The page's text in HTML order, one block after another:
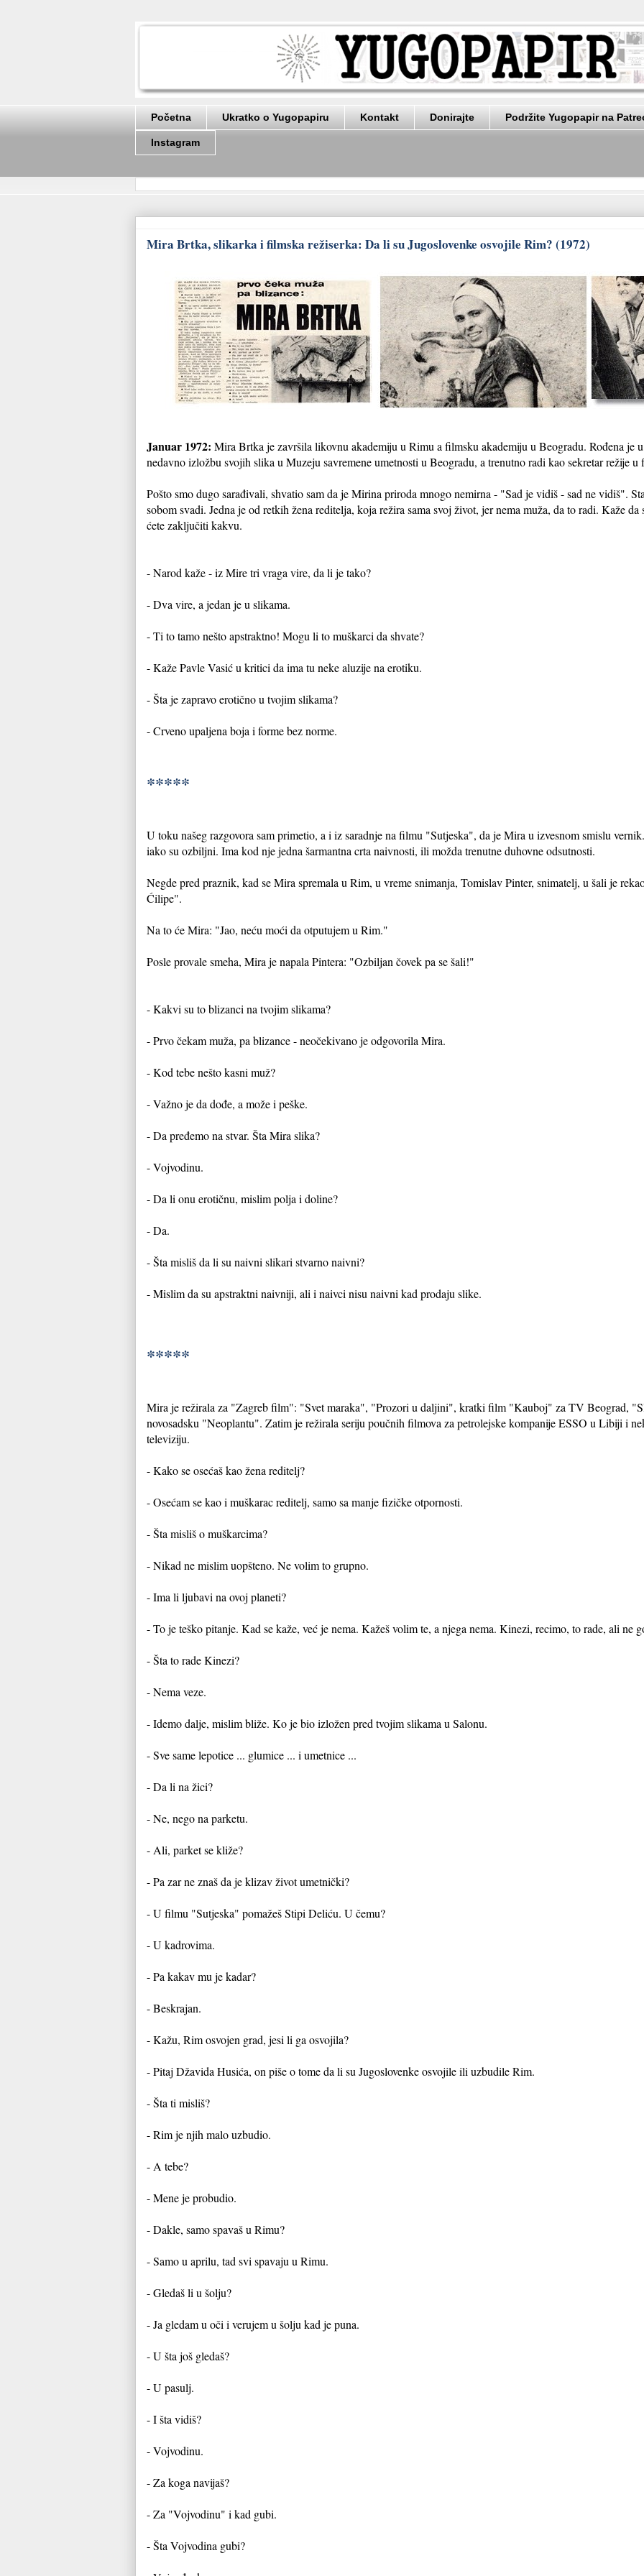
Početna Ukratko o Yugopapiru Kontakt Donirajte Podržite Yugopapir na
Instagram
Mira Brtka, slikarka i filmska režiserka: Da li su Jugoslovenke osvojile Rim? (1972)
Januar 1972: Mira Brtka je završila likovnu akademiju u Rimu a filmsku akademiju u Beogradu. Rođena je
nedavno izložbu svojih slika u Muzeju savremene umetnosti u Beogradu, a trenutno radi kao sekretar režije
Pošto smo dugo sarađivali, shvatio sam da je Mirina priroda mnogo nemirna - "Sad je vidiš - sad ne vidiš".
sobom svadi. Jedna je od retkih žena reditelja, koja režira sama svoj život, jer nema muža, da to radi. Kaže
ćete zaključiti kakvu.
- Narod kaže - iz Mire tri vraga vire, da li je tako?
- Dva vire, a jedan je u slikama.
- Ti to tamo nešto apstraktno! Mogu li to muškarci da shvate?
- Kaže Pavle Vasić u kritici da ima tu neke aluzije na erotiku.
- Šta je zapravo erotično u tvojim slikama?
- Crveno upaljena boja i forme bez norme.
*****
U toku našeg razgovora sam primetio, a i iz saradnje na filmu "Sutjeska", da je Mira u izvesnom smislu
iako su ozbiljni. Ima kod nje jedna šarmantna crta naivnosti, ili možda trenutne duhovne odsutnosti.
Negde pred praznik, kad se Mira spremala u Rim, u vreme snimanja, Tomislav Pinter, snimatelj, u šali je
Ćilipe".
Na to će Mira: "Jao, neću moći da otputujem u Rim."
Posle provale smeha, Mira je napala Pintera: "Ozbiljan čovek pa se šali!"
- Kakvi su to blizanci na tvojim slikama?
- Prvo čekam muža, pa blizance - neočekivano je odgovorila Mira.
- Kod tebe nešto kasni muž?
- Važno je da dođe, a može i peške.
- Da pređemo na stvar. Šta Mira slika?
- Vojvodinu.
- Da li onu erotičnu, mislim polja i doline?
- Da.
- Šta misliš da li su naivni slikari stvarno naivni?
- Mislim da su apstraktni naivniji, ali i naivci nisu naivni kad prodaju slike.
*****
Mira je režirala za "Zagreb film": "Svet maraka", "Prozori u daljini", kratki film "Kauboj" za TV Beograd,
novosadsku "Neoplantu". Zatim je režirala seriju poučnih filmova za petrolejske kompanije ESSO u Libiji i
televiziju.
- Kako se osećaš kao žena reditelj?
- Osećam se kao i muškarac reditelj, samo sa manje fizičke otpornosti.
- Šta misliš o muškarcima?
- Nikad ne mislim uopšteno. Ne volim to grupno.
- Ima li ljubavi na ovoj planeti?
- To je teško pitanje. Kad se kaže, već je nema. Kažeš volim te, a njega nema. Kinezi, recimo, to rade, ali ne
- Šta to rade Kinezi?
- Nema veze.
- Idemo dalje, mislim bliže. Ko je bio izložen pred tvojim slikama u Salonu.
- Sve same lepotice ... glumice ... i umetnice ...
- Da li na žici?
- Ne, nego na parketu.
- Ali, parket se kliže?
- Pa zar ne znaš da je klizav život umetnički?
- U filmu "Sutjeska" pomažeš Stipi Deliću. U čemu?
- U kadrovima.
- Pa kakav mu je kadar?
- Beskrajan.
- Kažu, Rim osvojen grad, jesi li ga osvojila?
- Pitaj Džavida Husića, on piše o tome da li su Jugoslovenke osvojile ili uzbudile Rim.
- Šta ti misliš?
- Rim je njih malo uzbudio.
- A tebe?
- Mene je probudio.
- Dakle, samo spavaš u Rimu?
- Samo u aprilu, tad svi spavaju u Rimu.
- Gledaš li u šolju?
- Ja gledam u oči i verujem u šolju kad je puna.
- U šta još gledaš?
- U pasulj.
- I šta vidiš?
- Vojvodinu.
- Za koga navijaš?
- Za "Vojvodinu" i kad gubi.
- Šta Vojvodina gubi?